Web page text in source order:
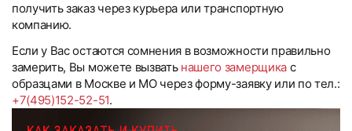
получить заказ через курьера или транспортную
компанию.
Если у Вас остаются сомнения в возможности правильно
замерить, Вы можете вызвать нашего замерщикас
образцами в Москве и МО через форму-заявку или по тел.:
+7(495)152-52-51.